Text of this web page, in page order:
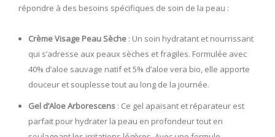
répondre à des besoins spécifiques de soin de la peau :
Crème Visage Peau Sèche : Un soin hydratant et nourrissant
qui s’adresse aux peaux sèches et fragiles. Formulée avec
40% d’aloe sauvage natif et 5% d’aloe vera bio, elle apporte
douceur et souplesse tout au long de la journée.
Gel d’Aloe Arborescens : Ce gel apaisant et réparateur est
parfait pour hydrater la peau en profondeur tout en